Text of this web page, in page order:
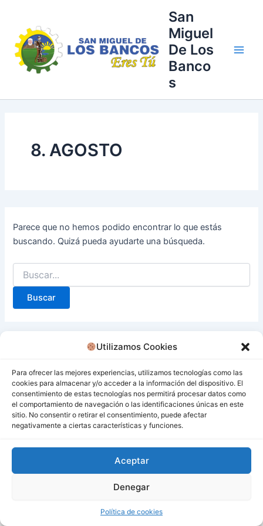
Utilizamos Cookies
Para ofrecer las mejores experiencias, utilizamos tecnologías como las
cookies para almacenar y/o acceder a la información del dispositivo. El
consentimiento de estas tecnologías nos permitirá procesar datos como
el comportamiento de navegación o las identificaciones únicas en este
sitio. No consentir o retirar el consentimiento, puede afectar
negativamente a ciertas características y funciones.
Aceptar
Denegar
Política de cookies
contenido
San
Miguel
De Los
Banco
s
8. AGOSTO
Parece que no hemos podido encontrar lo que estás
buscando. Quizá pueda ayudarte una búsqueda.
Todos los derechos © 2026 San Miguel De Los Bancos |